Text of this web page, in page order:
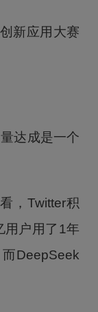
新应用大赛
达成是一个
，Twitter积
用户用了1年
DeepSeek